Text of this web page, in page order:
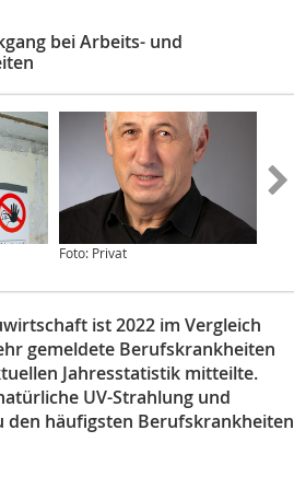
bei Arbeits- und
Foto: Privat
ist 2022 im Vergleich
gemeldete Berufskrankheiten
Jahresstatistik mitteilte.
UV-Strahlung und
den häufigsten Berufskrankheiten